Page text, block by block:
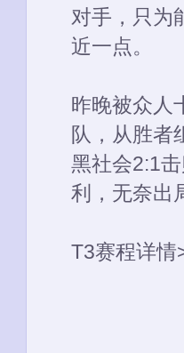
对手，只为
近一点。
昨晚被众人
队，从胜者
黑社会2:1
利，无奈出
T3赛程详